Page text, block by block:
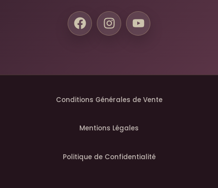
Conditions Générales de Vente
Mentions Légales
Politique de Confidentialité